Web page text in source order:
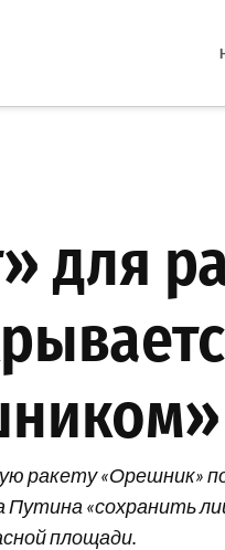
для
ракету «Орешник»
«сохранить
площади.